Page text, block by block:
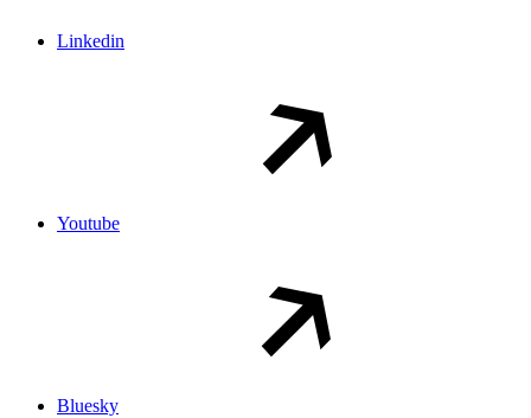
Linkedin
Youtube
Bluesky